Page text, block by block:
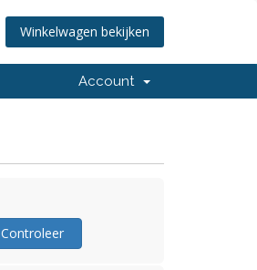
Winkelwagen bekijken
Account
Controleer